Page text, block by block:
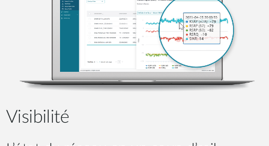
Visibilité